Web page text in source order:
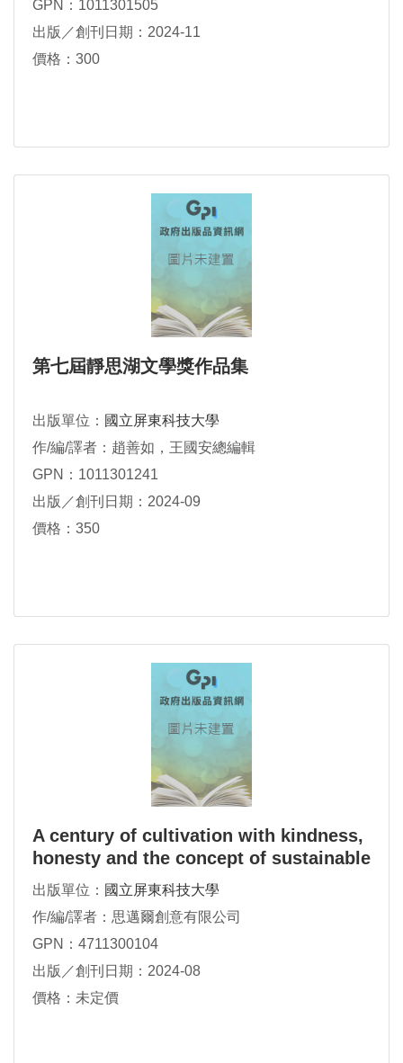
GPN：1011301505
出版／創刊日期：2024-11
價格：300
第七屆靜思湖文學獎作品集
出版單位： 國立屏東科技大學
作/編/譯者：趙善如，王國安總編輯
GPN：1011301241
出版／創刊日期：2024-09
價格：350
A century of cultivation with kindness,
honesty and the concept of sustainable
development,NPUST2024
出版單位： 國立屏東科技大學
作/編/譯者：思邁爾創意有限公司
GPN：4711300104
出版／創刊日期：2024-08
價格：未定價